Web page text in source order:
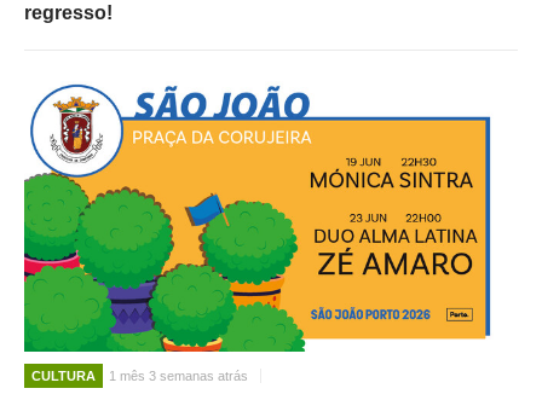
regresso!
CULTURA 1 mês 3 semanas atrás